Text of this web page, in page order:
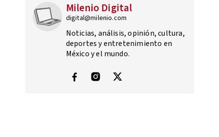
Milenio Digital
digital@milenio.com
Noticias, análisis, opinión, cultura,
deportes y entretenimiento en
México y el mundo.